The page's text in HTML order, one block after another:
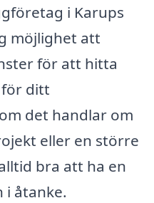
i Karups
möjlighet att
för att hitta
ditt
det handlar om
eller en större
bra att ha en
i åtanke.